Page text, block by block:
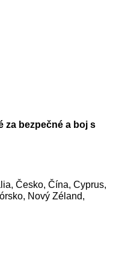
za bezpečné a boj s
Česko, Čína, Cyprus,
Nový Zéland,